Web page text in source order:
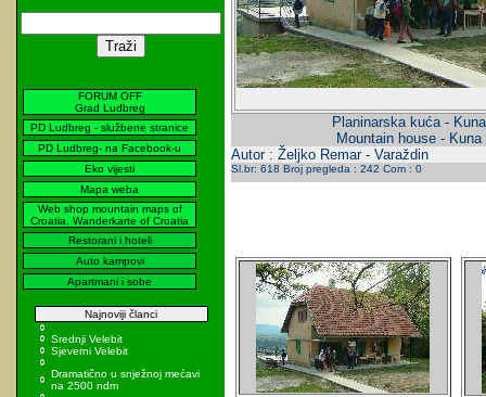
FORUM OFF
Grad Ludbreg
PD Ludbreg - službene stranice
PD Ludbreg- na Facebook-u
Eko vijesti
Mapa weba
Web shop mountain maps of
Croatia, Wanderkarte of Croatia
Restorani i hoteli
Auto kampovi
Apartmani i sobe
Najnoviji članci
Srednji Velebit
Sjeverni Velebit
Dramatično u snježnoj mećavi
na 2500 ndm
Planinarska kuća -
Mountain house - Kuna
Autor : Željko Remar - Varaždin
Sl.br: 618 Broj pregleda : 242 Com : 0